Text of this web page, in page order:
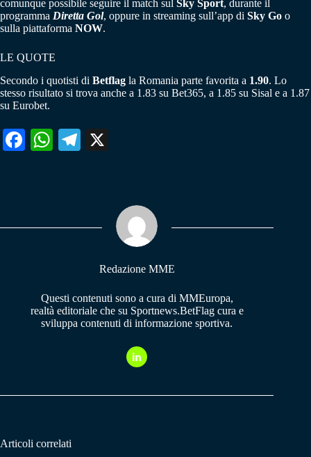
comunque possibile seguire il match sul Sky Sport, durante il
programma Diretta Gol, oppure in streaming sull’app di Sky Go o
sulla piattaforma NOW.
LE QUOTE
Secondo i quotisti di Betflag la Romania parte favorita a 1.90. Lo
stesso risultato si trova anche a 1.83 su Bet365, a 1.85 su Sisal e a 1.87
su Eurobet.
Fa W
pp
Te
m
Redazione MME
Questi contenuti sono a cura di MMEuropa,
realtà editoriale che su Sportnews.BetFlag cura e
sviluppa contenuti di informazione sportiva.
Articoli correlati